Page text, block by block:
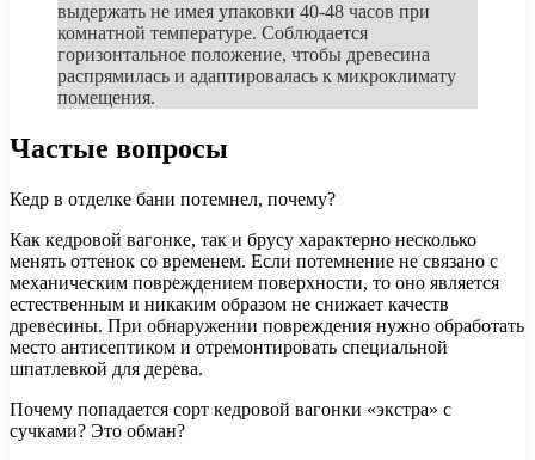
выдержать не имея упаковки 40-48 часов при
комнатной температуре. Соблюдается
горизонтальное положение, чтобы древесина
распрямилась и адаптировалась к микроклимату
помещения.
Частые вопросы
Кедр в отделке бани потемнел, почему?
Как кедровой вагонке, так и брусу характерно несколько
менять оттенок со временем. Если потемнение не связано с
механическим повреждением поверхности, то оно является
естественным и никаким образом не снижает качеств
древесины. При обнаружении повреждения нужно обработать
место антисептиком и отремонтировать специальной
шпатлевкой для дерева.
Почему попадается сорт кедровой вагонки «экстра» с
сучками? Это обман?